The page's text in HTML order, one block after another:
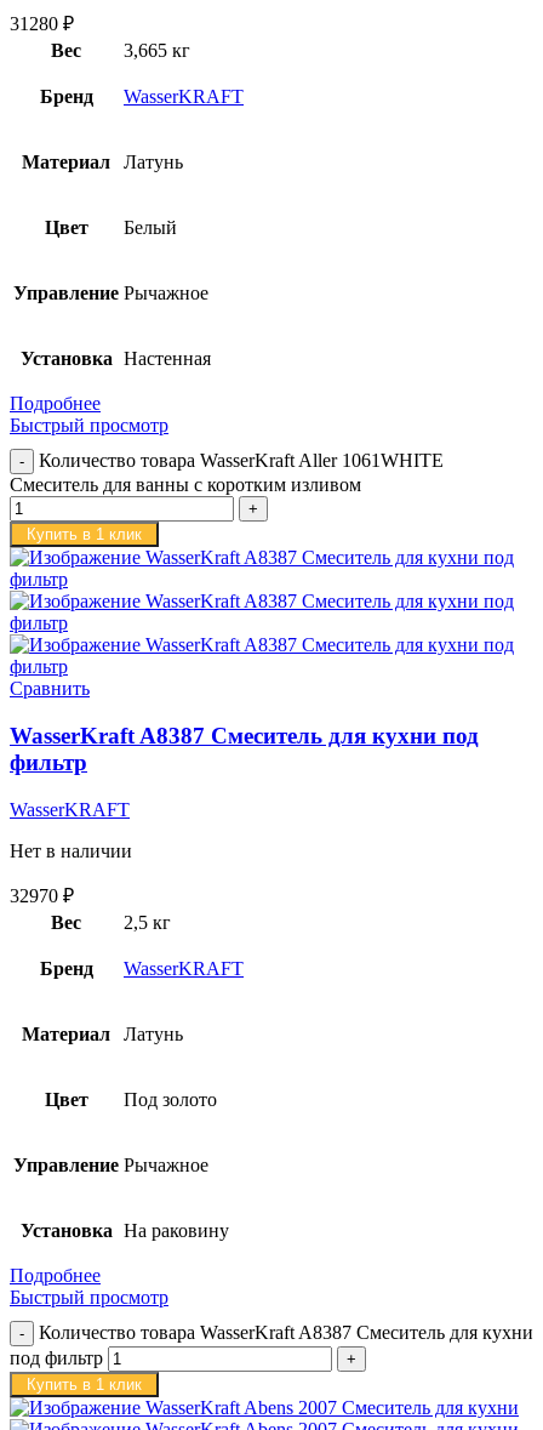
31280 ₽
Вес
3,665 кг
Бренд WasserKRAFT
Материал Латунь
Цвет Белый
Управление Рычажное
Установка Настенная
Подробнее
Быстрый просмотр
Количество товара WasserKraft Aller 1061WHITE
Смеситель для ванны с коротким изливом
Купить в 1 клик
Сравнить
WasserKraft A8387 Смеситель для кухни под
фильтр
WasserKRAFT
Нет в наличии
32970 ₽
Вес
2,5 кг
Бренд WasserKRAFT
Материал Латунь
Цвет Под золото
Управление Рычажное
Установка На раковину
Подробнее
Быстрый просмотр
Количество товара WasserKraft A8387 Смеситель для кухни
под фильтр
Купить в 1 клик